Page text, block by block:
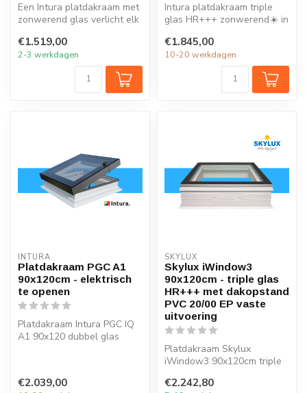
Een Intura platdakraam met
zonwerend glas verlicht elk
€1.519,00
2-3 werkdagen
Intura platdakraam triple
glas HR+++ zonwerend☀️ in
v...
€1.845,00
10-20 werkdagen
INTURA
Platdakraam PGC A1
90x120cm - elektrisch
te openen
Platdakraam Intura PGC IQ
A1 90x120 dubbel glas
€2.039,00
SKYLUX
Skylux iWindow3
90x120cm - triple glas
HR+++ met dakopstand
PVC 20/00 EP vaste
uitvoering
Platdakraam Skylux
iWindow3 90x120cm triple
€2.242,80